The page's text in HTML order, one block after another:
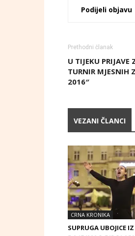
Podijeli objavu
Prethodni članak
U TIJEKU
TURNIR MJESNIH
2016″
VEZANI ČLANCI
CRNA KRONIKA
SUPRUGA UBOJICE IZ